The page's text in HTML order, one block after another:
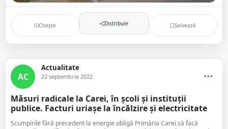
Citește Distribuie Salvează
AC
Actualitate
22 septembrie 2022
Măsuri radicale la Carei, în școli și instituții
publice. Facturi uriașe la încălzire și electricitate
Scumpirile fără precedent la energie obligă Primăria Carei să facă